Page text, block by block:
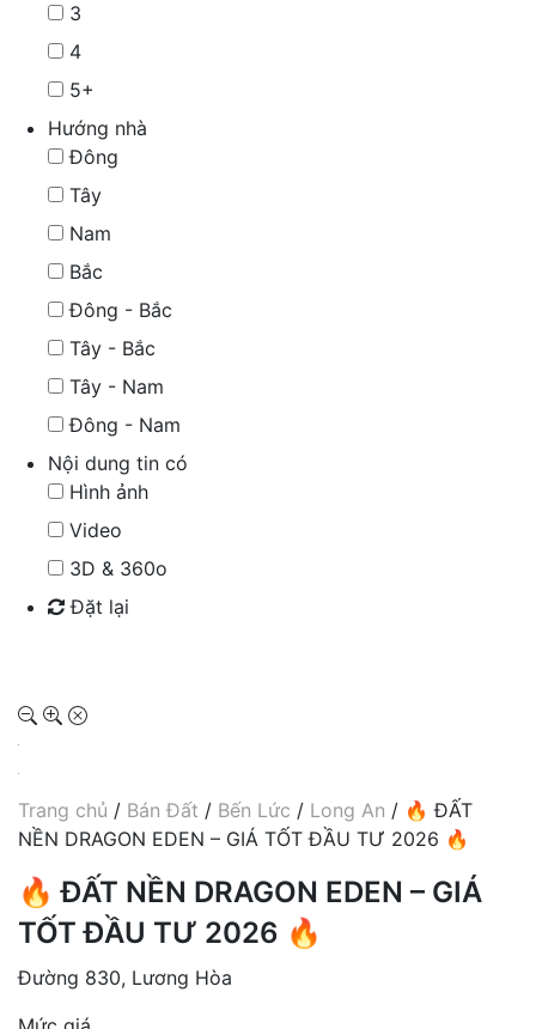
3
4
5+
Hướng nhà
Đông
Tây
Nam
Bắc
Đông - Bắc
Tây - Bắc
Tây - Nam
Đông - Nam
Nội dung tin có
Hình ảnh
Video
3D & 360o
Đặt lại
Trang chủ / Bán Đất / Bến Lức / Long An / 🔥 ĐẤT
NỀN DRAGON EDEN – GIÁ TỐT ĐẦU TƯ 2026 🔥
🔥 ĐẤT NỀN DRAGON EDEN – GIÁ
TỐT ĐẦU TƯ 2026 🔥
Đường 830, Lương Hòa